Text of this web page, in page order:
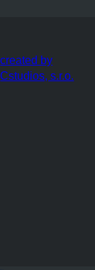
created by
Cstudios, s.r.o.